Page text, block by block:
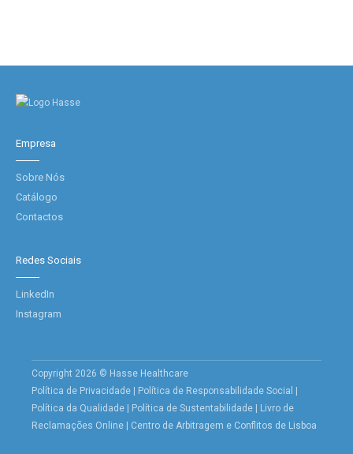
Empresa
Sobre Nós
Catálogo
Contactos
Redes Sociais
LinkedIn
Instagram
Copyright 2026 © Hasse Healthcare
Política de Privacidade
Política de Responsabilidade Social
Política da Qualidade
Política de Sustentabilidade
Livro de
Reclamações Online
Centro de Arbitragem e Conflitos de Lisboa